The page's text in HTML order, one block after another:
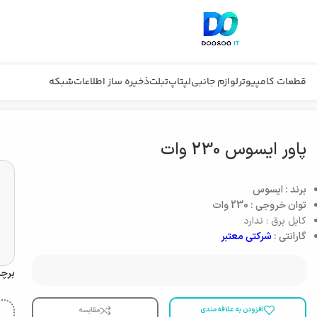
قطعات کامپیوترلوازم جانبیلپتاپتبلتذخیره ساز اطلاعاتشبکه
پاور ایسوس 230 وات
برند : ایسوس
توان خروجی : 230 وات
کابل برق : ندارد
گارانتی : شرکتی معتبر
افزودن به علاقه مندی مقایسه